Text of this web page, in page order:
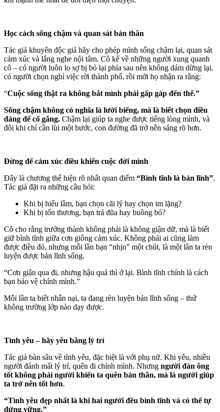
Học cách sống chậm và quan sát bản thân
Tác giả khuyên độc giả hãy cho phép mình sống chậm lại, quan sát
cảm xúc và lắng nghe nội tâm. Cô kể về những người xung quanh
cô – có người luôn lo sợ bị bỏ lại phía sau nên không dám dừng lại,
có người chọn nghỉ việc rời thành phố, rồi mới họ nhận ra rằng:
“Cuộc sống thật ra không bắt mình phải gấp gáp đến thế.”
Sống chậm không có nghĩa là lười biếng, mà là biết chọn điều
đáng để cố gắng. Chậm lại giúp ta nghe được tiếng lòng mình, và
đôi khi chỉ cần lùi một bước, con đường đã trở nên sáng rõ hơn.
Đừng để cảm xúc điều khiển cuộc đời mình
Đây là chương thể hiện rõ nhất quan điểm “Bình tĩnh là bản lĩnh”.
Tác giả đặt ra những câu hỏi:
Khi bị hiểu lầm, bạn chọn cãi lý hay chọn im lặng?
Khi bị tổn thương, bạn trả đũa hay buông bỏ?
Cô cho rằng trưởng thành không phải là không giận dữ, mà là biết
giữ bình tĩnh giữa cơn giông cảm xúc. Không phải ai cũng làm
được điều đó, nhưng mỗi lần bạn “nhịn” một chút, là một lần ta rèn
luyện được bản lĩnh sống.
“Cơn giận qua đi, nhưng hậu quả thì ở lại. Bình tĩnh chính là cách
bạn bảo vệ chính mình.”
Mỗi lần ta biết nhẫn nại, ta đang rèn luyện bản lĩnh sống – thứ
không trường lớp nào dạy được.
Tình yêu – hãy yêu bằng lý trí
Tác giả bàn sâu về tình yêu, đặc biệt là với phụ nữ. Khi yêu, nhiều
người đánh mất lý trí, quên đi chính mình. Nhưng người đàn ông
tốt không phải người khiến ta quên bản thân, mà là người giúp
ta trở nên tốt hơn.
“Tình yêu đẹp nhất là khi hai người đều bình tĩnh và có thể tự
đứng vững.”